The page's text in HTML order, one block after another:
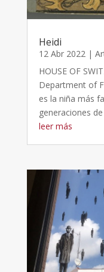
Heidi
12 Abr 2022 |
HOUSE OF
Department of
es la niña más
generaciones
leer más